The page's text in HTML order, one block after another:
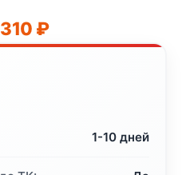
₽Текущая
310 ₽.1-10 дней